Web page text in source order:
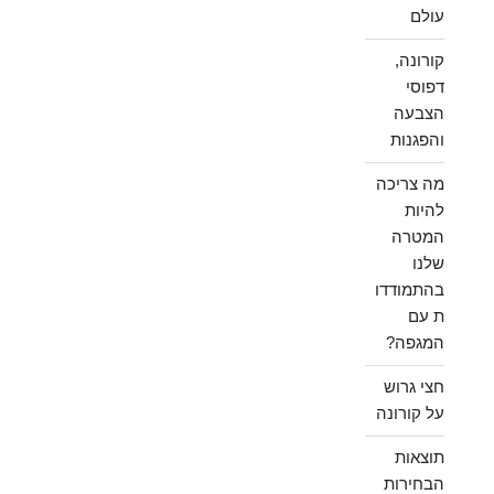
עולם
קורונה,
דפוסי
הצבעה
והפגנות
מה צריכה
להיות
המטרה
שלנו
בהתמודדו
ת עם
המגפה?
חצי גרוש
על קורונה
תוצאות
הבחירות